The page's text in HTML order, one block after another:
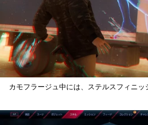
カモフラージュ中には、ステルスフィニッ